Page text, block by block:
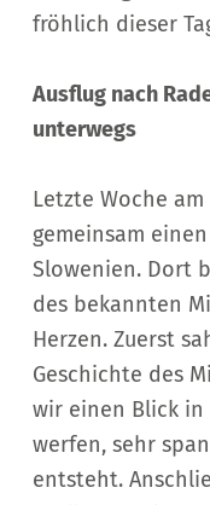
fröhlich dieser
Ausflug nach
unterwegs
Letzte Woche
gemeinsam
Slowenien. Dort
des bekannten
Herzen. Zuerst
Geschichte des
wir einen Blick
werfen, sehr
entsteht.